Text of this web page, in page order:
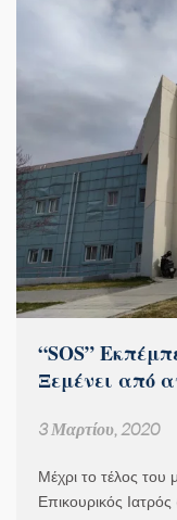
“SOS”
Ξεμένει από
3 Μαρτίου, 2020
Μέχρι το τέλος
Επικουρικός